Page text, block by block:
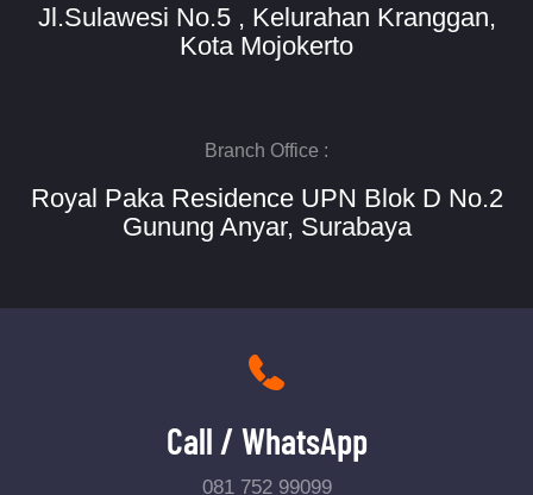
Jl.Sulawesi No.5 , Kelurahan Kranggan,
Kota Mojokerto
Branch Office :
Royal Paka Residence UPN Blok D No.2
Gunung Anyar, Surabaya
Call / WhatsApp
081 752 99099